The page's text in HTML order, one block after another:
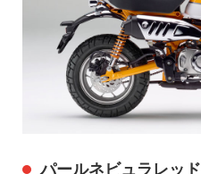
パールネビュラレッド